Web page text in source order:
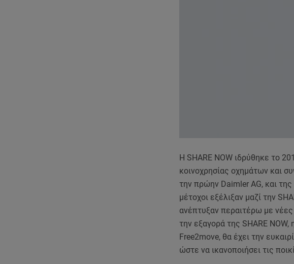
Η SHARE NOW ιδρύθηκε το
κοινοχρησίας οχημάτων και
την πρώην Daimler AG, και
μέτοχοι εξέλιξαν μαζί την
ανέπτυξαν περαιτέρω με
την εξαγορά της SHARE NOW,
Free2move, θα έχει την
ώστε να ικανοποιήσει τις